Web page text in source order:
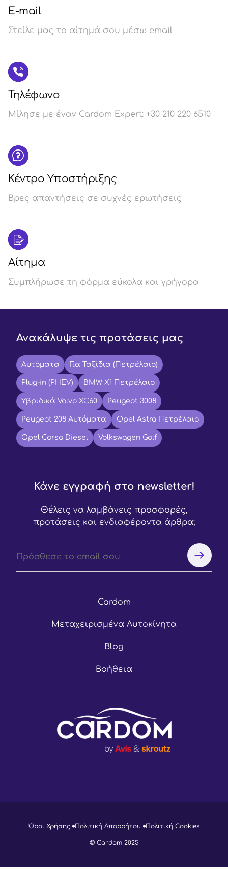
E-mail
Στείλε μας το αίτημά σου μέσω email
Τηλέφωνο
Μίλησε με έναν Cardom Expert: +30 210 220 6510
Κέντρο Υποστήριξης
Βρες απαντήσεις σε συχνές ερωτήσεις
Αίτημα
Συμπλήρωσε τη φόρμα εύκολα και γρήγορα
Ανακάλυψε τις προτάσεις μας
Αυτόματα Για Ταξίδια (Πετρέλαιο)
Plug-in (PHEV) BMW X1 Πετρέλαιο
Υβριδικά Volvo XC60 Peugeot 3008
Peugeot 208 Αυτόματα Opel Astra Πετρέλαιο
Opel Corsa Diesel Volkswagen Golf
Κάνε εγγραφή στο newsletter!
Θέλεις να λαμβάνεις προσφορές,
προτάσεις και ενδιαφέροντα άρθρα;
Cardom
Μεταχειρισμένα Αυτοκίνητα
Blog
Βοήθεια
Όροι Χρήσης Πολιτική Απορρήτου Πολιτική Cookies
© Cardom 2025